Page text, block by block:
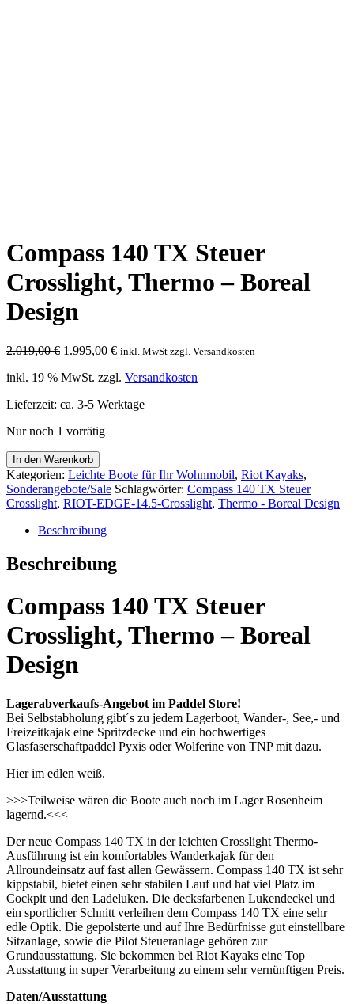
Compass 140 TX Steuer
Crosslight, Thermo – Boreal
Design
2.019,00€ Ursprünglicher
war:
1.995,00 €Aktueller
ist:
inkl. MwSt zzgl. Versandkosten
inkl. 19 % MwSt. zzgl. Versandkosten
Lieferzeit: ca. 3-5 Werktage
Nur noch 1 vorrätig
Compass
140
TX
Steuer
Crosslight,
Thermo
Boreal
Design
In den Warenkorb
Kategorien: Leichte Boote für Ihr Wohnmobil, Riot Kayaks,
Sonderangebote/Sale Schlagwörter: Compass 140 TX Steuer
Crosslight, RIOT-EDGE-14.5-Crosslight, Thermo - Boreal Design
Beschreibung
Beschreibung
Compass 140 TX Steuer
Crosslight, Thermo – Boreal
Design
Lagerabverkaufs-Angebot im Paddel Store!
Bei Selbstabholung gibt´s zu jedem Lagerboot, Wander-, See,- und
Freizeitkajak eine Spritzdecke und ein hochwertiges
Glasfaserschaftpaddel Pyxis oder Wolferine von TNP mit dazu.
Hier im edlen weiß.
>>>Teilweise wären die Boote auch noch im Lager Rosenheim
lagernd.<<<
Der neue Compass 140 TX in der leichten Crosslight Thermo-
Ausführung ist ein komfortables Wanderkajak für den
Allroundeinsatz auf fast allen Gewässern. Compass 140 TX ist sehr
kippstabil, bietet einen sehr stabilen Lauf und hat viel Platz im
Cockpit und den Ladeluken. Die decksfarbenen Lukendeckel und
ein sportlicher Schnitt verleihen dem Compass 140 TX eine sehr
edle Optik. Die gepolsterte und auf Ihre Bedürfnisse gut einstellbare
Sitzanlage, sowie die Pilot Steueranlage gehören zur
Grundausstattung. Sie bekommen bei Riot Kayaks eine Top
Ausstattung in super Verarbeitung zu einem sehr vernünftigen Preis.
Daten/Ausstattung